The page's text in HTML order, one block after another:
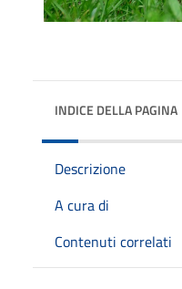
INDICE DELLA PAGINA
Descrizione
A cura di
Contenuti correlati